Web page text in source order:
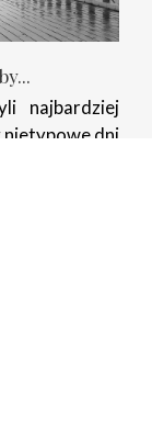
najbardziej
nietypowe dni